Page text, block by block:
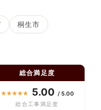
桐生市
総合満足度
★★★★★ 5.00 / 5.00
総合工事満足度